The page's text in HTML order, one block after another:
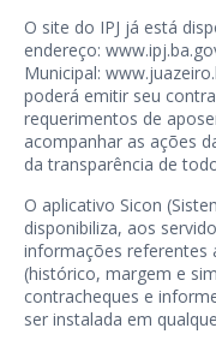
O site do IPJ já está
endereço:
Municipal:
poderá emitir seu
requerimentos de
acompanhar as ações
da transparência de
O aplicativo Sicon
disponibiliza, aos
informações referentes
(histórico, margem e
contracheques e
ser instalada em